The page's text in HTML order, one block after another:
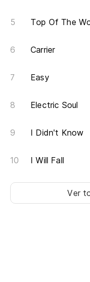
Top Of The
Carrier
Easy
Electric Soul
I Didn't Know
I Will Fall
Ver